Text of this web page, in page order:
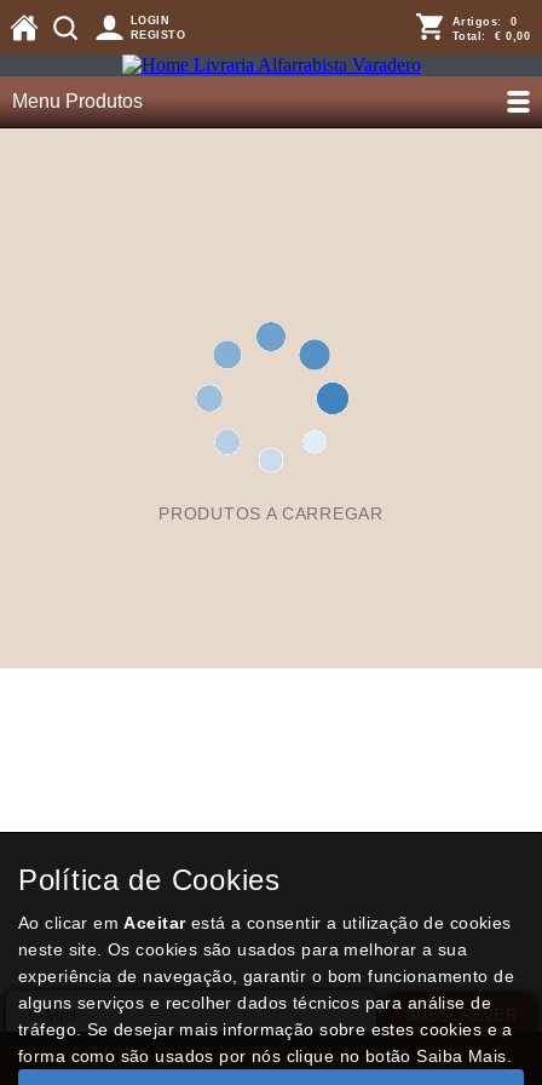
LOGIN
REGISTO
Artigos: 0
Total: € 0,00
Menu Produtos
PRODUTOS A CARREGAR
promoções na nossa loja e aproveite
todas as oportunidades que temos para
lhe oferecer!
Livro de reclamações Termos e condições legais
Política de Cookies
Ao clicar emAceitarestá a consentir a utilização de cookies
neste site. Os cookies são usados para melhorar a sua
experiência de navegação, garantir o bom funcionamento de
alguns serviços e recolher dados técnicos para análise de
tráfego. Se desejar mais informação sobre estes cookies e a
forma como são usados por nós clique no botão Saiba Mais.